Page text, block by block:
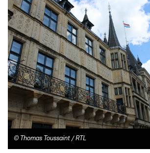
© Thomas Toussaint / RTL